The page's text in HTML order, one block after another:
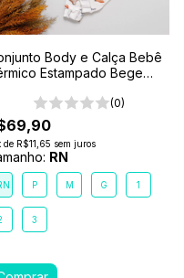
Body e Calça Bebê
Estampado Bege
(0)
de R$11,65 sem juros
RN
P M G 1
3